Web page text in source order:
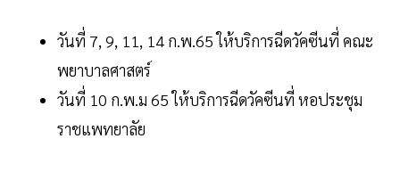
วันที่ 7, 9, 11, 14 ก.พ.65 ให้บริการฉีดวัคซีนที่ คณะ
พยาบาลศาสตร์
วันที่ 10 ก.พ.ม 65 ให้บริการฉีดวัคซีนที่ หอประชุม
ราชแพทยาลัย